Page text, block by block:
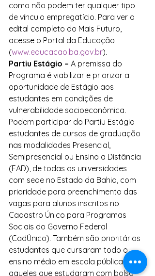
como não podem ter qualquer tipo
de vínculo empregatício. Para ver o
edital completo do Mais Futuro,
acesse o Portal da Educação
(www.educacao.ba.gov.br).
Partiu Estágio – A premissa do
Programa é viabilizar e priorizar a
oportunidade de Estágio aos
estudantes em condições de
vulnerabilidade socioeconômica.
Podem participar do Partiu Estágio
estudantes de cursos de graduação
nas modalidades Presencial,
Semipresencial ou Ensino a Distância
(EAD), de todas as universidades
com sede no Estado da Bahia, com
prioridade para preenchimento das
vagas para alunos inscritos no
Cadastro Único para Programas
Sociais do Governo Federal
(CadÚnico). Também são prioritários
estudantes que cursaram todo o
ensino médio em escola pública ou
aqueles que estudaram com bolsa